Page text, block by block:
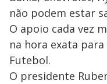
não podem estar
O apoio cada vez
na hora exata para
Futebol.
O presidente